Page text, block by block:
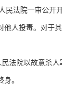
民法院一审公开
人投毒。对于
法院以故意杀
。